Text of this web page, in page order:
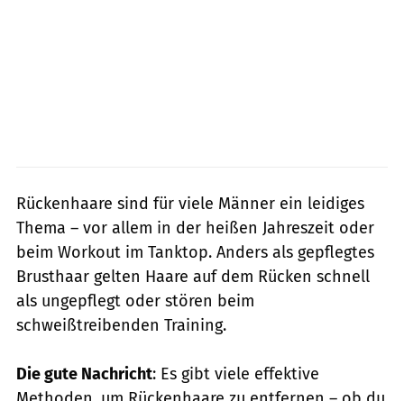
Rückenhaare sind für viele Männer ein leidiges
Thema – vor allem in der heißen Jahreszeit oder
beim Workout im Tanktop. Anders als gepflegtes
Brusthaar gelten Haare auf dem Rücken schnell
als ungepflegt oder stören beim
schweißtreibenden Training.
Die gute Nachricht: Es gibt viele effektive